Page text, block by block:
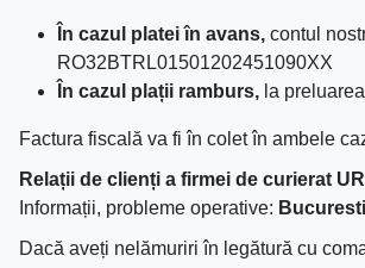
În cazul platei în avans, contul
RO32BTRL01501202451090XX
În cazul plații ramburs, la
Factura fiscală va fi în colet în ambele
Relații de clienți a firmei de curierat
Informații, probleme operative:
Dacă aveți nelămuriri în legătură cu